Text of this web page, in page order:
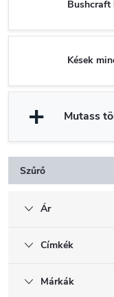
Bushcraft
Kések
Mutass
Szűrő
Ár
Címkék
Márkák